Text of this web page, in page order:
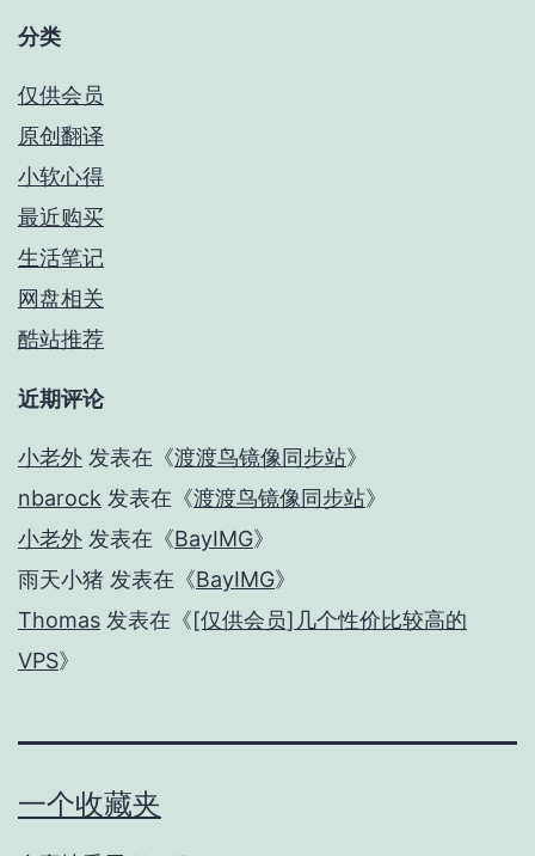
分类
仅供会员
原创翻译
小软心得
最近购买
生活笔记
网盘相关
酷站推荐
近期评论
小老外 发表在《渡渡鸟镜像同步站》
nbarock 发表在《渡渡鸟镜像同步站》
小老外 发表在《BayIMG》
雨天小猪 发表在《BayIMG》
Thomas 发表在《[仅供会员]几个性价比较高的
VPS》
一个收藏夹